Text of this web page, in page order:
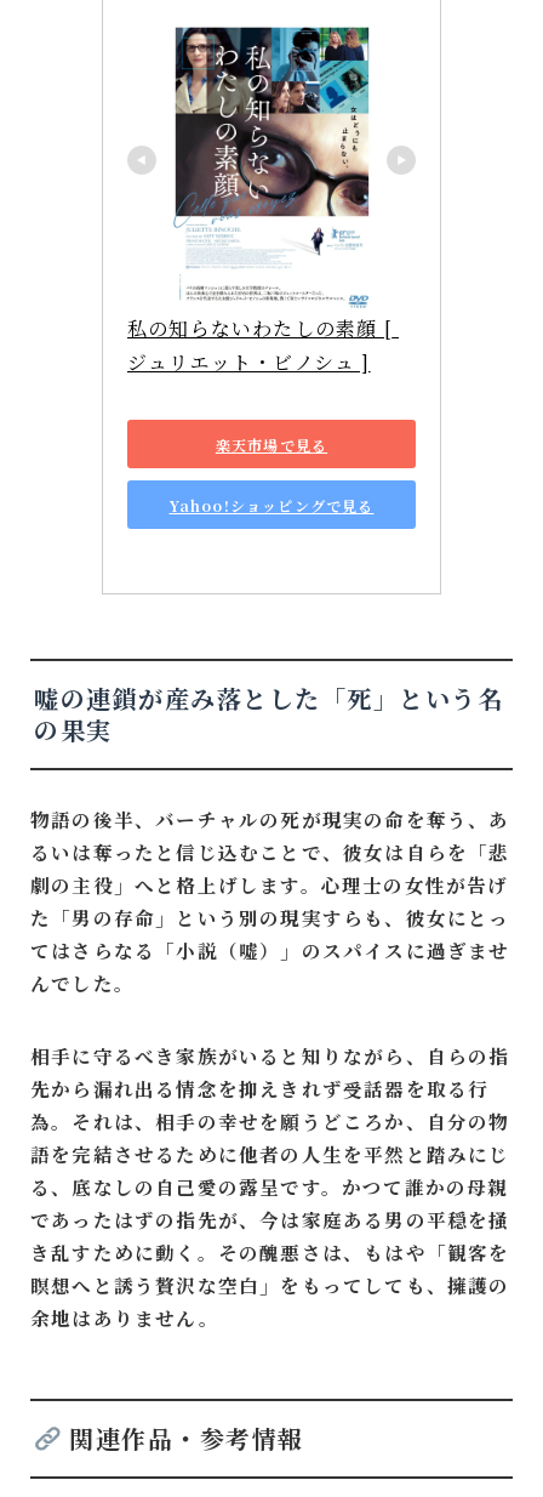
私の知らないわたしの素顔 [
ジュリエット・ビノシュ ]
楽天市場で見る
Yahoo!ショッピングで見る
嘘の連鎖が産み落とした「死」という名
の果実
物語の後半、バーチャルの死が現実の命を奪う、あ
るいは奪ったと信じ込むことで、彼女は自らを「悲
劇の主役」へと格上げします。心理士の女性が告げ
た「男の存命」という別の現実すらも、彼女にとっ
てはさらなる「小説（嘘）」のスパイスに過ぎませ
んでした。
相手に守るべき家族がいると知りながら、自らの指
先から漏れ出る情念を抑えきれず受話器を取る行
為。それは、相手の幸せを願うどころか、自分の物
語を完結させるために他者の人生を平然と踏みにじ
る、底なしの自己愛の露呈です。かつて誰かの母親
であったはずの指先が、今は家庭ある男の平穏を掻
き乱すために動く。その醜悪さは、もはや「観客を
瞑想へと誘う贅沢な空白」をもってしても、擁護の
余地はありません。
関連作品・参考情報